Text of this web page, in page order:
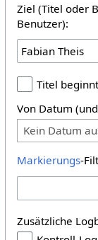
Ziel (Titel oder
Benutzer):
Titel
Von Datum
Kein Datum
Markierungs-
Zusätzliche